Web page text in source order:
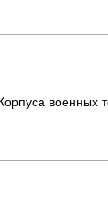
военных